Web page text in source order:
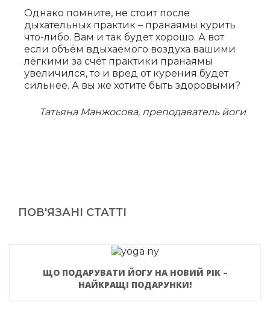
Однако помните, не стоит после
дыхательных практик – пранаямы курить
что-либо. Вам и так будет хорошо. А вот
если объём вдыхаемого воздуха вашими
лёгкими за счёт практики пранаямы
увеличился, то и вред от курения будет
сильнее. А вы же хотите быть здоровыми?
Татьяна Манжосова, преподаватель йоги
ПОВ'ЯЗАНІ СТАТТІ
ЩО ПОДАРУВАТИ ЙОГУ НА НОВИЙ РІК –
НАЙКРАЩІ ПОДАРУНКИ!